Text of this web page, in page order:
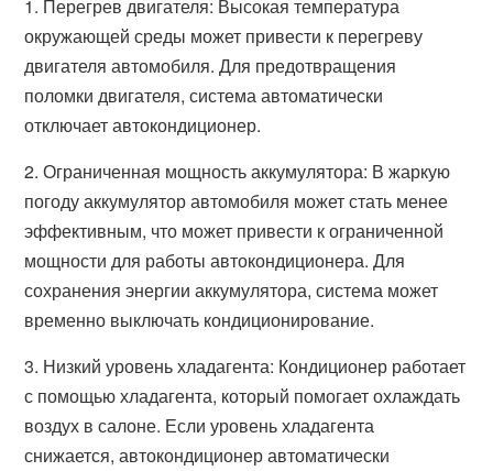
1. Перегрев двигателя: Высокая температура
окружающей среды может привести к перегреву
двигателя автомобиля. Для предотвращения
поломки двигателя, система автоматически
отключает автокондиционер.
2. Ограниченная мощность аккумулятора: В жаркую
погоду аккумулятор автомобиля может стать менее
эффективным, что может привести к ограниченной
мощности для работы автокондиционера. Для
сохранения энергии аккумулятора, система может
временно выключать кондиционирование.
3. Низкий уровень хладагента: Кондиционер работает
с помощью хладагента, который помогает охлаждать
воздух в салоне. Если уровень хладагента
снижается, автокондиционер автоматически